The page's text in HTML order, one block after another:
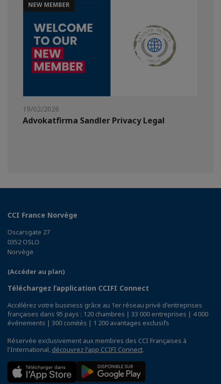
NEW MEMBER
19/02/2026
Advokatfirma Sandler Privacy Legal
CCI France Norvège
Oscarsgate 27
0352 OSLO
Norvège
(Accéder au plan)
Téléchargez l’application CCIFI Connect
Accélérez votre business grâce au 1er réseau privé d'entreprises
françaises dans 95 pays : 120 chambres | 33 000 entreprises | 4 000
événements | 300 comités | 1 200 avantages exclusifs
Réservée exclusivement aux membres des CCI Françaises à
l'International, découvrez l'app CCIFI Connect.